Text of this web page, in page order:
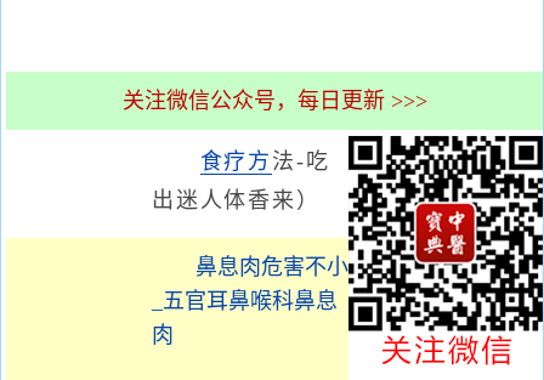
关注微信公众号，每日更新 >>>
食疗方 法-吃
出迷人体香来）
鼻息肉危害不小
_五官耳鼻喉科鼻息
肉